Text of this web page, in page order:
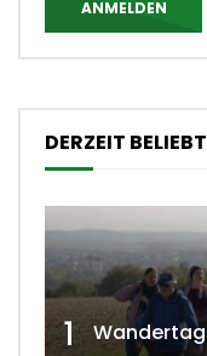
ANMELDEN
DERZEIT BELIEBT
1